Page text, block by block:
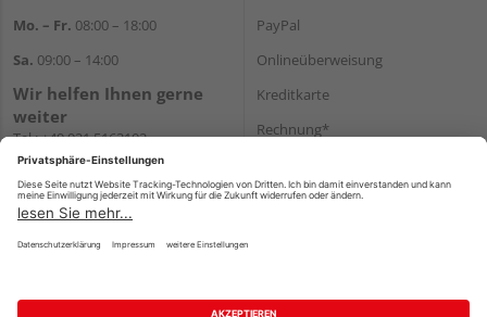
Mo. – Fr. 08:00 – 18:00
Sa. 09:00 – 14:00
Wir helfen Ihnen gerne
weiter
Tel.:+49 921 5163102
E-Mail:shop@dostler.de
PayPal
Onlineüberweisung
Kreditkarte
Rechnung*
Versand
Impressum AGB Widerruf Datenschutz